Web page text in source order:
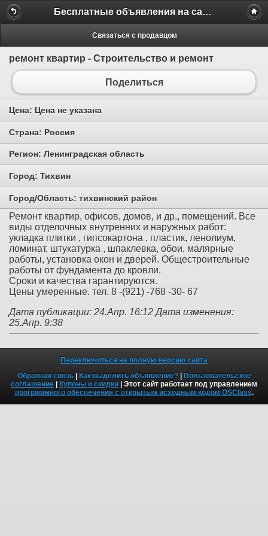
Бесплатные объявления на сайте MILAMO.ru
Связаться с продавцом
ремонт квартир - Строительство и ремонт
Поделиться
Цена: Цена не указана
Страна: Россия
Регион: Ленинградская область
Город: Тихвин
Город/Область: тихвинский район
Ремонт квартир, офисов, домов, и др., помещений. Все
виды отделочных внутренних и наружных работ:
укладка плитки , гипсокартона , пластик, ленолиум,
ломинат, штукатурка , шпаклевка, обои, малярные
работы, установка окон и дверей. Общестроительные
работы от фундамента до кровли.
Сроки и качества гарантируются.
Цены умеренные. тел. 8 -(921) -768 -30- 67
Дата публикации: 24.Апр. 16:12 Дата изменения:
25.Апр. 9:38
Переключиться на полную версию сайта
Обратная связь| Как выделить объявление?|
Пользовательское
соглашение
Купоны и скидки | Этот сайт работает под управлением
программного обеспечения с открытым исходным кодом OSClass.